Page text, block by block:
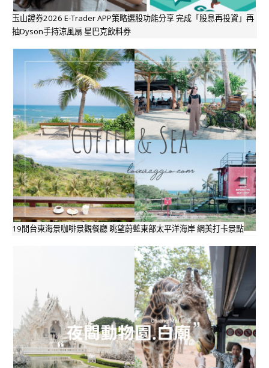
玉山證券2026 E-Trader APP策略選股功能分享 完成「股息再投資」再
抽Dyson手持涼風扇 星巴克飲料券
19間台東海景咖啡景觀餐廳 眺望蔚藍東部太平洋海岸 網美打卡景點